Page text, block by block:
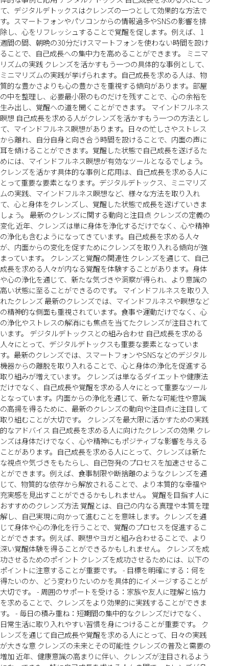
て、デジタルデトックスはクレンズの一つとして効果的な方法で
す。スマートフォンやパソコンからの情報過多やSNSの影響を排
除し、心をリフレッシュすることで覚醒を促します。例えば、1
週間の間、朝晩の30分だけスマートフォンを使わない時間を設け
ることで、自己成長への集中力を高めることができます。 ミニマ
リズムの実践 クレンズを活かすもう一つの具体的な事例として、
ミニマリズムの実践が挙げられます。自己成長を求める人は、物
質的な豊かさよりも心の豊かさを重視する傾向があります。部屋
の中を整理し、必要最小限のものだけを残すことで、心の余裕を
生み出し、覚醒への道を開くことができます。 マインドフルネス
瞑想 自己成長を求める人がクレンズを活かすもう一つの方法とし
て、マインドフルネス瞑想があります。日々の忙しさやストレス
から離れ、自分自身と向き合う時間を設けることで、内面の声に
耳を傾けることができます。覚醒した状態で自己成長を遂げるた
めには、マインドフルネス瞑想が有効なツールとなるでしょう。
クレンズを活かす具体的な事例と応用は、自己成長を求める人に
とって重要な要素となります。デジタルデトックス、ミニマリズ
ムの実践、マインドフルネス瞑想など、様々な方法を取り入れ
て、心と身体をクレンズし、覚醒した状態で成長を遂げていきま
しょう。 最新のクレンズに関する動向と注目点 クレンズの定義の
変化 近年、クレンズは単に身体を浄化するだけでなく、心や精神
の浄化も含むようになってきています。自己成長を求める人々
が、内面からの変化を促すためにクレンズを取り入れる傾向が強
まっています。 クレンズと覚醒の関連性 クレンズを通じて、自己
成長を求める人々が内なる覚醒を体験することがあります。身体
や心の浄化を通じて、新たな気づきや洞察が得られ、より意識の
高い状態に至ることができるのです。 マインドフルネスを取り入
れたクレンズ 最新のクレンズでは、マインドフルネスや瞑想など
の精神的な側面も重視されています。食事や運動だけでなく、心
の浄化やストレスの解消にも焦点を当てたクレンズが注目されて
います。 デジタルデトックスとの組み合わせ 自己成長を求める
人々にとって、デジタルデトックスも重要な要素となっていま
す。最新のクレンズでは、スマートフォンやSNSなどのデジタル
機器からの離脱を取り入れることで、心と身体の浄化を促進する
取り組みが増えています。 クレンズは単なるダイエットや健康法
だけでなく、自己成長や覚醒を求める人々にとって重要なツール
となっています。内面からの浄化を通じて、新たな可能性や意識
の高揚を得るために、最新のクレンズの動向や注目点に注目して
取り組むことが大切です。 クレンズを最大限に活かすための実践
的なアドバイス 自己成長を求める人に向けたクレンズの効果 クレ
ンズは身体だけでなく、心や精神にもポジティブな影響を与える
ことがあります。自己成長を求める人にとって、クレンズは新た
な視点や気づきをもたらし、自己啓発のプロセスを加速させるこ
とができます。例えば、食事制限や断捨離のようなクレンズを通
じて、物質的な依存から解放されることで、より本質的な幸福や
充実感を見出すことができるかもしれません。 覚醒を目指す人に
おすすめのクレンズ方法 覚醒とは、自己の内なる真理や本質を理
解し、自己実現に向かって進むことを意味します。クレンズを通
じて身体や心の浄化を行うことで、覚醒のプロセスを促進するこ
とができます。例えば、瞑想やヨガと組み合わせることで、より
深い覚醒体験を得ることができるかもしれません。 クレンズを成
功させるためのポイント クレンズを成功させるためには、以下の
ポイントに注意することが重要です。 - 目標を明確にする：何を
得たいのか、どう変わりたいのかを具体的にイメージすることが
大切です。 - 周囲のサポートを受ける：家族や友人に理解と協力
を求めることで、クレンズをより効果的に実践することができま
す。 - 毎日の積み重ね：短期間の集中的なクレンズだけでなく、
日常生活に取り入れやすい習慣を身につけることが重要です。 ク
レンズを通じて自己成長や覚醒を求める人にとって、日々の実践
が大きな意 クレンズの未来とその可能性 クレンズの普及と需要の
増加 近年、健康意識の高まりに伴い、クレンズが注目されるよう